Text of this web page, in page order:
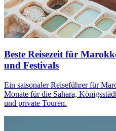
Beste Reisezeit für
und Festivals
Ein saisonaler Reiseführer für
Monate für die Sahara,
und private Touren.